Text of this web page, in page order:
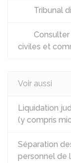
Tribunal
civiles et
Voir aussi
Liquidation
(y compris
Séparation
personnel de